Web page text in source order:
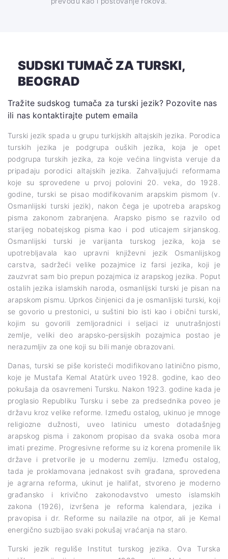
SUDSKI TUMAČ ZA TURSKI,
BEOGRAD
Tražite sudskog tumača za turski jezik? Pozovite nas
ili nas kontaktirajte putem emaila
Turski jezik spada u grupu turkijskih altajskih jezika. Porodica
turskih jezika je podgrupa ouških jezika, koja je opet
podgrupa turskih jezika, za koje većina lingvista veruje da
pripadaju porodici altajskih jezika. Zahvaljujući reformama
koje su sprovedene u prvoj polovini 20. veka, do 1928.
godine, turski se pisao modifikovanim arapskim pismom (v.
Osmanlijski turski jezik), nakon čega je upotreba arapskog
pisma zakonom zabranjena. Arapsko pismo se razvilo od
starijeg nobatejskog pisma kao i pod uticajem sirjanskog.
Osmanlijski turski je varijanta turskog jezika, koja se
upotrebljavala kao upravni književni jezik Osmanlijskog
carstva, sadržeći velike pozajmice iz farsi jezika, koji je
zauzvrat sam bio prepun pozajmica iz arapskog jezika. Poput
ostalih jezika islamskih naroda, osmanlijski turski je pisan na
arapskom pismu. Uprkos činjenici da je osmanlijski turski, koji
se govorio u prestonici, u suštini bio isti kao i obični turski,
kojim su govorili zemljoradnici i seljaci iz unutrašnjosti
zemlje, veliki deo arapsko-persijskih pozajmica postao je
nerazumljiv za one koji su bili manje obrazovani.
Danas, turski se piše koristeći modifikovano latinično pismo,
koje je Mustafa Kemal Atatürk uveo 1928. godine, kao deo
pokušaja da osavremeni Tursku. Nakon 1923. godine kada je
proglasio Republiku Tursku i sebe za predsednika poveo je
državu kroz velike reforme. Između ostalog, ukinuo je mnoge
religiozne dužnosti, uveo latinicu umesto dotadašnjeg
arapskog pisma i zakonom propisao da svaka osoba mora
imati prezime. Progresivne reforme su iz korena promenile lik
države i pretvorile je u modernu zemlju. Između ostalog,
tada je proklamovana jednakost svih građana, sprovedena
je agrarna reforma, ukinut je halifat, stvoreno je moderno
građansko i krivično zakonodavstvo umesto islamskih
zakona (1926), izvršena je reforma kalendara, jezika i
pravopisa i dr. Reforme su nailazile na otpor, ali je Kemal
energično suzbijao svaki pokušaj vraćanja na staro.
Turski jezik reguliše Institut turskog jezika. Ova Turska